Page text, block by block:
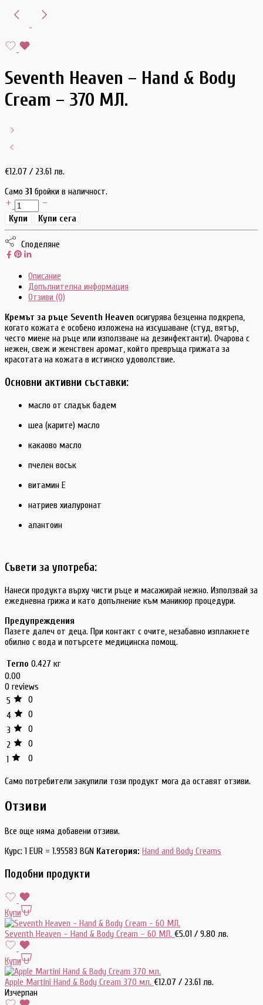
Seventh Heaven – Hand & Body
Cream – 370 МЛ.
€12.07 / 23.61 лв.
Само 31 бройки в наличност.
Купи Купи сега
Споделяне
Описание
Допълнителна информация
Отзиви (0)
Кремът за ръце Seventh Heaven осигурява безценна подкрепа,
когато кожата е особено изложена на изсушаване (студ, вятър,
често миене на ръце или използване на дезинфектанти). Очарова с
нежен, свеж и женствен аромат, който превръща грижата за
красотата на кожата в истинско удоволствие.
Основни активни съставки:
масло от сладък бадем
шea (карите) масло
какаово масло
пчелен восък
витамин Е
натриев хиалуронат
алантоин
Съвети за употреба:
Нанеси продукта върху чисти ръце и масажирай нежно. Използвай за
ежедневна грижа и като допълнение към маникюр процедури.
Предупреждения
Пазете далеч от деца. При контакт с очите, незабавно изплакнете
обилно с вода и потърсете медицинска помощ.
Тегло 0.427 кг
0.00
0 reviews
5
0
4
0
3
0
2
0
1
0
Само потребители закупили този продукт мога да оставят отзиви.
Отзиви
Все още няма добавени отзиви.
Курс: 1 EUR = 1.95583 BGN Категория: Hand and Body Creams
Подобни продукти
Купи
Seventh Heaven – Hand & Body Cream – 60 МЛ. €5.01 / 9.80 лв.
Купи
Apple Martini Hand & Body Cream 370 мл. €12.07 / 23.61 лв.
Изчерпан